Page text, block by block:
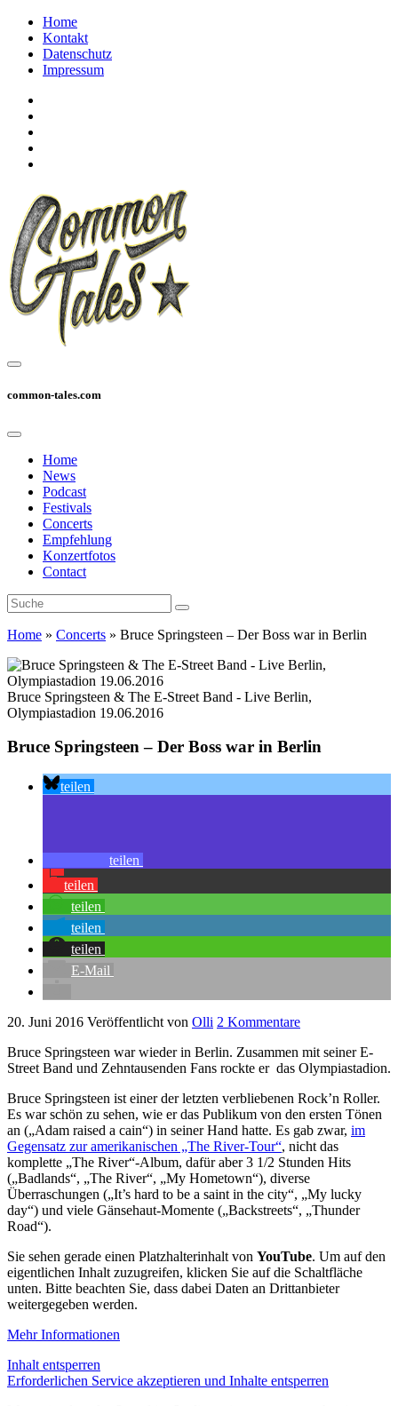
Home
Kontakt
Datenschutz
Impressum
common-tales.com
Home
News
Podcast
Festivals
Concerts
Empfehlung
Konzertfotos
Contact
Home » Concerts » Bruce Springsteen – Der Boss war in Berlin
Bruce Springsteen & The E-Street Band - Live Berlin,
Olympiastadion 19.06.2016
Bruce Springsteen – Der Boss war in Berlin
teilen
teilen
teilen
teilen
teilen
teilen
E-Mail
20. Juni 2016 Veröffentlicht von Olli 2 Kommentare
Bruce Springsteen war wieder in Berlin. Zusammen mit seiner E-
Street Band und Zehntausenden Fans rockte er das Olympiastadion.
Bruce Springsteen ist einer der letzten verbliebenen Rock’n Roller.
Es war schön zu sehen, wie er das Publikum von den ersten Tönen
an („Adam raised a cain“) in seiner Hand hatte. Es gab zwar, im
Gegensatz zur amerikanischen „The River-Tour“, nicht das
komplette „The River“-Album, dafür aber 3 1/2 Stunden Hits
(„Badlands“, „The River“, „My Hometown“), diverse
Überraschungen („It’s hard to be a saint in the city“, „My lucky
day“) und viele Gänsehaut-Momente („Backstreets“, „Thunder
Road“).
Sie sehen gerade einen Platzhalterinhalt von YouTube. Um auf den
eigentlichen Inhalt zuzugreifen, klicken Sie auf die Schaltfläche
unten. Bitte beachten Sie, dass dabei Daten an Drittanbieter
weitergegeben werden.
Mehr Informationen
Inhalt entsperren
Erforderlichen Service akzeptieren und Inhalte entsperren